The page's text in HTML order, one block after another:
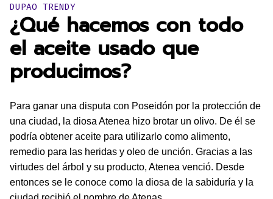
Publicado en:
DUPAO TRENDY
¿Qué hacemos con todo
el aceite usado que
producimos?
Para ganar una disputa con Poseidón por la protección de
una ciudad, la diosa Atenea hizo brotar un olivo. De él se
podría obtener aceite para utilizarlo como alimento,
remedio para las heridas y oleo de unción. Gracias a las
virtudes del árbol y su producto, Atenea venció. Desde
entonces se le conoce como la diosa de la sabiduría y la